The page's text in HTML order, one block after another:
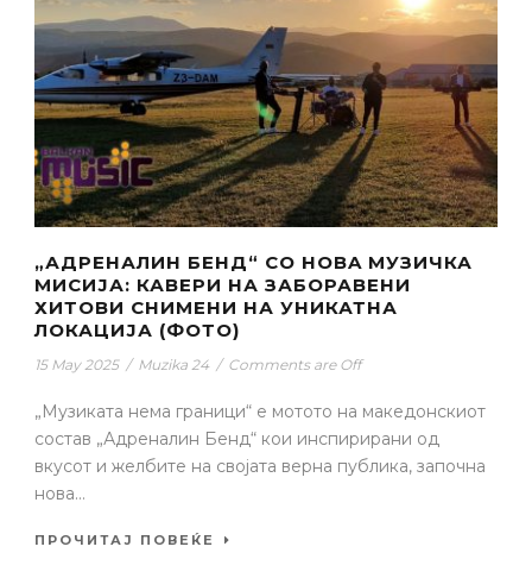
„АДРЕНАЛИН БЕНД“ СО НОВA МУЗИЧКА
МИСИЈА: КАВЕРИ НА ЗАБОРАВЕНИ
ХИТОВИ СНИМЕНИ НА УНИКАТНА
ЛОКАЦИЈА (ФОТО)
15 May 2025 / Muzika 24 / Comments are Off
„Музиката нема граници“ е мотото на македонскиот
состав „Адреналин Бенд“ кои инспирирани од
вкусот и желбите на својата верна публика, започна
нова...
ПРОЧИТАЈ ПОВЕЌЕ